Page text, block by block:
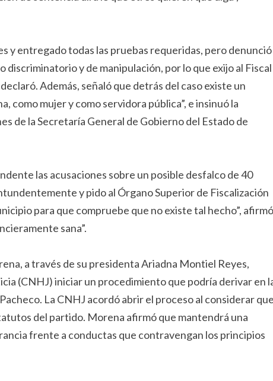
y entregado todas las pruebas requeridas, pero denunció
y de manipulación, por lo que exijo al Fiscal
Además, señaló que detrás del caso existe un
como mujer y como servidora pública”, e insinuó la
de la Secretaría General de Gobierno del Estado de
las acusaciones sobre un posible desfalco de 40
y pido al Órgano Superior de Fiscalización
para que compruebe que no existe tal hecho”,
sana”.
a través de su presidenta Ariadna Montiel Reyes,
(CNHJ) iniciar un procedimiento que podría derivar en
La CNHJ acordó abrir el proceso al considerar que
del partido. Morena afirmó que mantendrá una
frente a conductas que contravengan los principios